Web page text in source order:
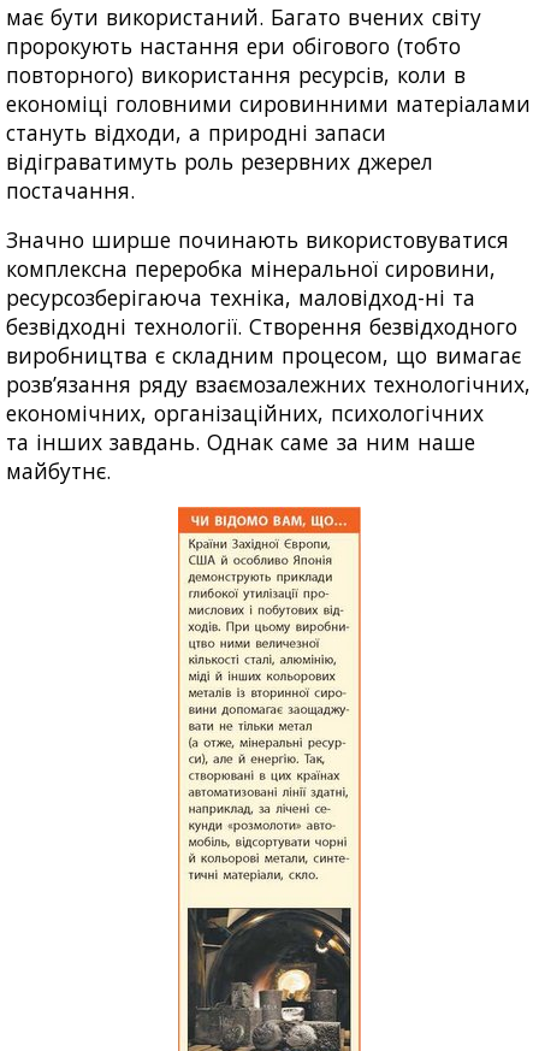
має бути використаний. Багато вчених світу
пророкують настання ери обігового (тобто
повторного) використання ресурсів, коли в
економіці головними сировинними матеріалами
стануть відходи, а природні запаси
відіграватимуть роль резервних джерел
постачання.
Значно ширше починають використовуватися
комплексна переробка мінеральної сировини,
ресурсозберігаюча техніка, маловідход-ні та
безвідходні технології. Створення безвідходного
виробництва є складним процесом, що вимагає
розв’язання ряду взаємозалежних технологічних,
економічних, організаційних, психологічних
та інших завдань. Однак саме за ним наше
майбутнє.